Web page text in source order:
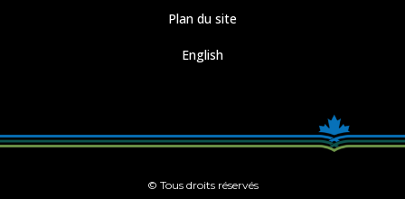
Plan du site
English
© Tous droits réservés